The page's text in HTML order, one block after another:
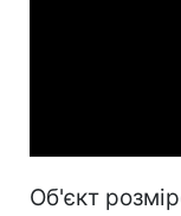
Об'єкт